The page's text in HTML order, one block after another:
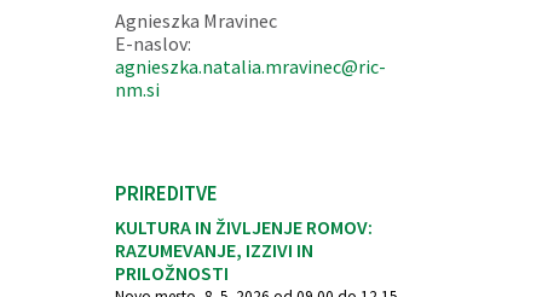
Agnieszka Mravinec
E-naslov:
agnieszka.natalia.mravinec@ric-
nm.si
PRIREDITVE
KULTURA IN ŽIVLJENJE ROMOV:
RAZUMEVANJE, IZZIVI IN
PRILOŽNOSTI